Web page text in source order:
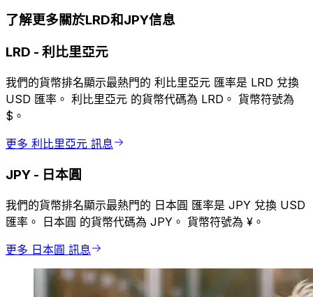
了解更多關於LRD和JPY信息
LRD - 利比里亞元
我們的貨幣排名顯示最熱門的 利比里亞元 匯率是 LRD 兌換
USD 匯率。 利比里亞元 的貨幣代碼為 LRD。 貨幣符號為
$。
更多 利比里亞元 訊息
JPY - 日本圓
我們的貨幣排名顯示最熱門的 日本圓 匯率是 JPY 兌換 USD
匯率。 日本圓 的貨幣代碼為 JPY。 貨幣符號為 ¥。
更多 日本圓 訊息